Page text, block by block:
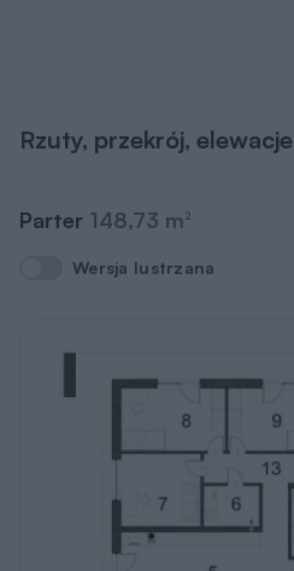
Rzuty, przekrój, elewacje
Parter 148,73 m2
Wersja lustrzana
Wersja lustrzana